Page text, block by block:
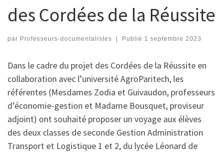
des Cordées de la Réussite
par Professeurs-documentalistes | Publié 1 septembre 2023
Dans le cadre du projet des Cordées de la Réussite en
collaboration avec l’université AgroParitech, les
référentes (Mesdames Zodia et Guivaudon, professeurs
d’économie-gestion et Madame Bousquet, proviseur
adjoint) ont souhaité proposer un voyage aux élèves
des deux classes de seconde Gestion Administration
Transport et Logistique 1 et 2, du lycée Léonard de